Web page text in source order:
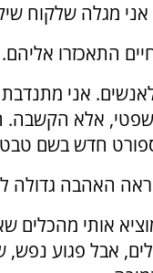
מגלה שלקוח
התאכזרו אליהם.
אני
אלא
ספורט חדש בשם
האהבה גדולה
אותי מהכלים
אבל פגוע